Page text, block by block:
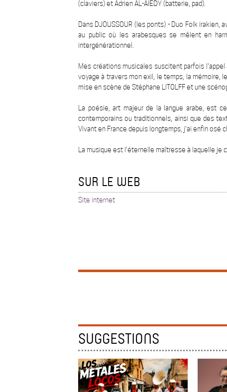
(claviers) et Adrien AL-AIEDY (batterie, pad).
Dans DJOUSSOUR (les ponts) - Duo Folk
au public où les arabesques se mêlent en
intergénérationnel.
Mes créations musicales suscitent parfois l'appel
voyage à travers mon exil, le temps, la mémoire,
mise en scène de Stéphane LITOLFF et une
La poésie, art majeur de la langue arabe, est
contemporains ou traditionnels, ainsi que des
Vivant en France depuis longtemps, j'ai enfin osé
La musique est l'éternelle maîtresse à laquelle je
SUR LE WEB
Site internet
SUGGESTIONS